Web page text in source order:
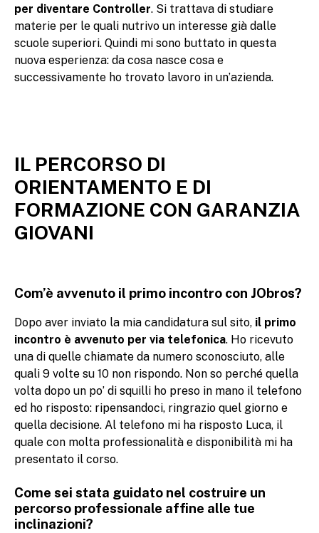
per diventare Controller. Si trattava di studiare
materie per le quali nutrivo un interesse già dalle
scuole superiori. Quindi mi sono buttato in questa
nuova esperienza: da cosa nasce cosa e
successivamente ho trovato lavoro in un’azienda.
IL PERCORSO DI
ORIENTAMENTO E DI
FORMAZIONE CON GARANZIA
GIOVANI
Com’è avvenuto il primo incontro con JObros?
Dopo aver inviato la mia candidatura sul sito, il primo
incontro è avvenuto per via telefonica. Ho ricevuto
una di quelle chiamate da numero sconosciuto, alle
quali 9 volte su 10 non rispondo. Non so perché quella
volta dopo un po’ di squilli ho preso in mano il telefono
ed ho risposto: ripensandoci, ringrazio quel giorno e
quella decisione. Al telefono mi ha risposto Luca, il
quale con molta professionalità e disponibilità mi ha
presentato il corso.
Come sei stata guidato nel costruire un
percorso professionale affine alle tue
inclinazioni?